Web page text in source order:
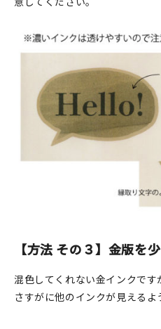
【方法 その３】金版を
混色してくれない金インクです
さすがに他のインクが見えるよ